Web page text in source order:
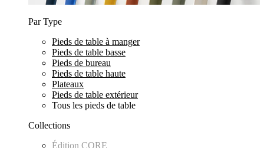
Par Type
Pieds de table à manger
Pieds de table basse
Pieds de bureau
Pieds de table haute
Plateaux
Pieds de table extérieur
Tous les pieds de table
Collections
Édition CORE